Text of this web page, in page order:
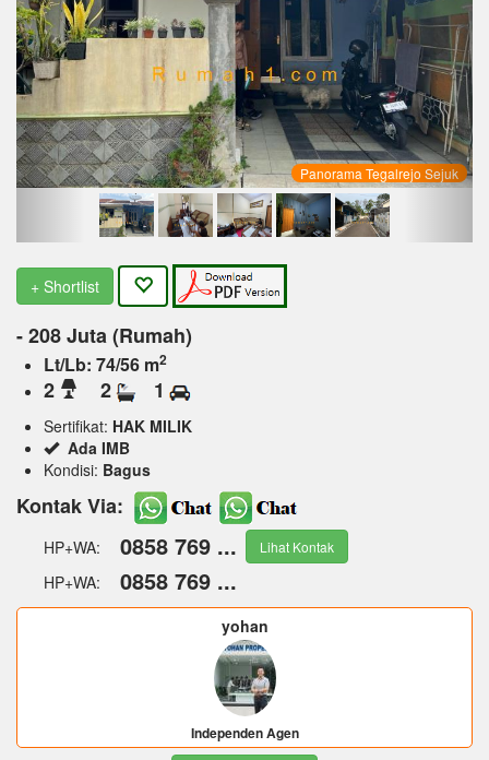
Panorama Tegalrejo Sejuk
+ Shortlist
- 208 Juta (Rumah)
Lt/Lb: 74/56 m2
2 2 1
Sertifikat: HAK MILIK
Ada IMB
Kondisi: Bagus
Kontak Via:
HP+WA: 0858 769 ... Lihat Kontak
HP+WA: 0858 769 ...
yohan
Independen Agen